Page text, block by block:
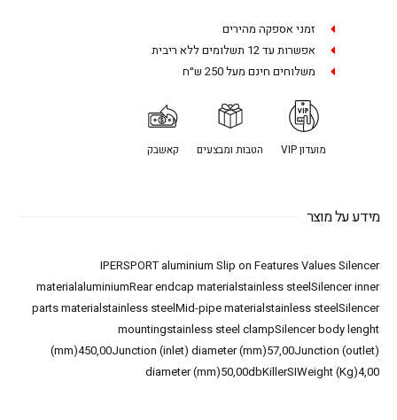
זמני אספקה מהירים
אפשרות עד 12 תשלומים ללא ריבית
משלוחים חינם מעל 250 ש״ח
מועדון VIP הטבות ומבצעים קאשבק
מידע על מוצר
IPERSPORT aluminium Slip on Features Values Silencer
materialaluminiumRear endcap materialstainless steelSilencer inner
parts materialstainless steelMid-pipe materialstainless steelSilencer
mountingstainless steel clampSilencer body lenght
(mm)450,00Junction (inlet) diameter (mm)57,00Junction (outlet)
diameter (mm)50,00dbKillerSIWeight (Kg)4,00